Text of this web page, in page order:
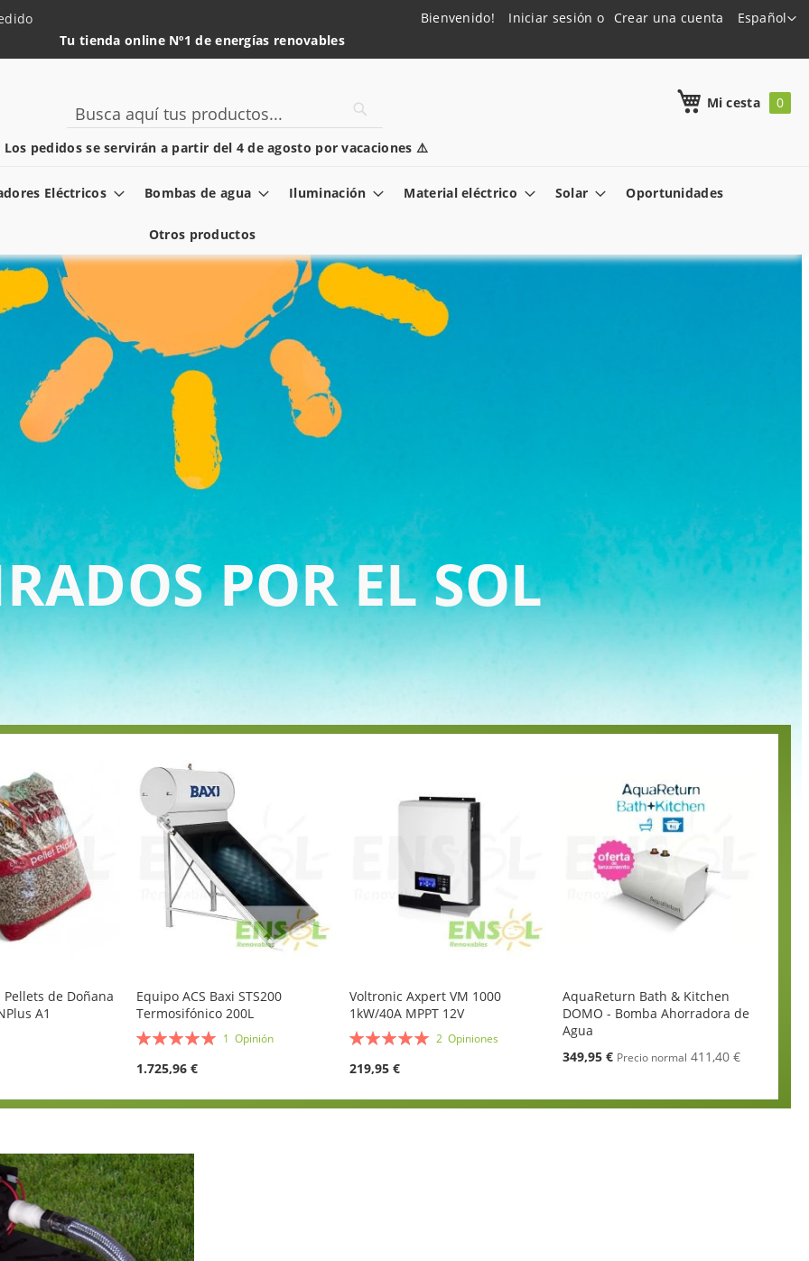
Lenguaje
Español
Bienvenido! Iniciar sesión Crear una cuenta
Tu tienda online Nº1 de energías renovables
pedidos se servirán a partir del 4 de agosto por vacaciones ⚠️
Mi cesta
Search
Eléctricos Bombas de agua Iluminación Material eléctrico Solar Oportunidades
Otros productos
POR EL SOL
Pellets de Doñana
A1
Equipo ACS Baxi STS200
Termosifónico 200L
Valoración:
1Opinión
1.725,96 €
Voltronic Axpert VM 1000
1kW/40A MPPT 12V
Valoración:
2Opiniones
219,95 €
AquaReturn Bath & Kitchen
DOMO - Bomba Ahorradora de
Agua
Oferta
349,95 € Precio normal 411,40 €